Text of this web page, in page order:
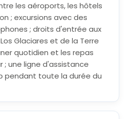
les aéroports, les hôtels
; excursions avec des
; droits d'entrée aux
Glaciares et de la Terre
quotidien et les repas
; une ligne d'assistance
pendant toute la durée du